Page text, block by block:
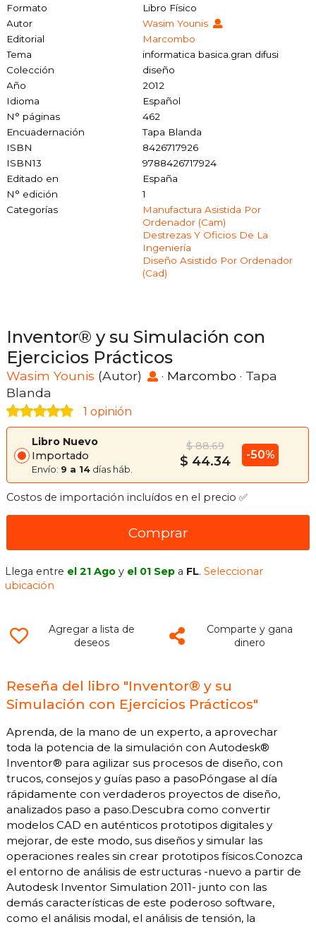
Formato
Libro Físico
Autor
Wasim Younis
Editorial
Marcombo
Tema
informatica basica.gran difusi
Colección
diseño
Año
2012
Idioma
Español
N° páginas
462
Encuadernación
Tapa Blanda
ISBN
8426717926
ISBN13
9788426717924
Editado en
España
N° edición
1
Categorías
Manufactura Asistida Por
Ordenador (cam)
Destrezas Y Oficios De La
Ingeniería
Diseño Asistido Por Ordenador
(cad)
Inventor® y su Simulación con
Ejercicios Prácticos
Wasim Younis (Autor) · Marcombo · Tapa
Blanda
1 opinión
Libro Nuevo
Importado
Envío: 9 a 14 días háb.
$ 88.69
$ 44.34 -50%
Costos de importación incluídos en el precio ✅
Comprar
Llega entre el 21 Ago y el 01 Sep a FL.Seleccionar
ubicación
Agregar a lista de
deseos
Comparte y gana
dinero
Reseña del libro "Inventor® y su
Simulación con Ejercicios Prácticos"
Aprenda, de la mano de un experto, a aprovechar toda la potencia de la simulación con Autodesk® Inventor® para agilizar sus procesos de diseño, con trucos, consejos y guías paso a pasoPóngase al día rápidamente con verdaderos proyectos de diseño, analizados paso a paso.Descubra como convertir modelos CAD en auténticos prototipos digitales y mejorar, de este modo, sus diseños y simular las operaciones reales sin crear prototipos físicos.Conozca el entorno de análisis de estructuras -nuevo a partir de Autodesk Inventor Simulation 2011- junto con las demás características de este poderoso software, como el análisis modal, el análisis de tensión, la optimización paramétrica, la creación efectiva de uniones, etc.Manipule y experimente con las soluciones de diseño del libro utilizando los archivos de ejemplo.Luego, le será muy fácil abordar sus propios desafíos de diseño con confianza.Autodesk Inventor Simulation constituye un elemento esencial del flujo de trabajo Autodesk Digital Prototyping para ingenieros, diseñadores y fabricantes. El programa facilita la transición de los métodos de diseño tradicionales, con prototipos físicos, hacia un empleo innovador del modelado 3D para evaluar la forma, la función y la idoneidad del producto. Esto permite la exploración virtual así como la realización de pruebas a objetos, componentes y productos antes de su fabricación, lo que conlleva un notable recorte del coste y del tiempo de desarrollo.Autodesk Inventor Simulation proporciona las herramientas dinámicas necesarias para revolucionar el proceso de diseño. Ahora bien, se trata de herramientas complejas tanto para su aprendizaje como en su utilización profesional. Inventor® y su simulación con ejercicios prácticos cubre las necesidades de los usuarios de Inventor a la hora de aprender rápidamente el manejo del programa o de refrescar sus conocimientos. Asimismo, los capacita para aplicar la simulación dinámica junto con las capacidades de análisis y optimización de Inventor Simulation 2011. Mediante instrucciones claras y ejemplos significativos de diseños reales, este libro adopta un enfoque paso a paso, completamente ilustrado, que convertirá a diseñadores, ingenieros y fabricantes de cualquier nivel, en auténticos expertos en Inventor.PRÓLOGOPREFACIOAGRADECIMIENTOSSOBRE EL AUTORACCESO A LOS FICHEROS CON LOS EJERCICIOS DEL LIBRO xviii1. h p://www.vdssolu! ons.co.uk xviii2. h p://vrblog.info xviii3. h p://www.elsevierdirect.com/companions/9780123821027 xviiiCAPÍTULO 1 EL ENTORNO DE SIMULACIÓN DINÁMICAIntroducciónTeoría básica de la simulaciónMecanismos en lazo abierto y en lazo cerradoMecanismos redundantesPropiedades de contactoRes! tuciónRozamientoEl ß ujo de trabajo en simulaciónLa interfaz de Simula! onExplorador de simulacionesÁrea gráÞ ca para la simulación dinámicaPanel de simulación dinámicaReproductor de simulacionesConÞ guración y ajustes de la simulaciónAjustes adicionalesUnionesTipos de unionesUniones estándarUniones giratoriasUniones deslizantesUniones de contacto 2DUniones de fuerzaTabla de uniones – un resumen de las uniones empleadas a lo largo del libroProcedimiento para crear unionesEjemplo 1. Cuna de Newton – Agrupar componentesEjemplo 2. Mecanismo Whitworth de retorno rápido – Uniones automá! casEjemplo 3. Mecanismo deslizante – Conver! r restricciones manualmenteEjemplo 4. Mecanismo de levas – Crear uniones manualmenteUniones redundantesResumenFlujo de trabajo recomendado para evitar las uniones redundantesRestricciones del entornoGráÞ co de entradaPar de torsiónTabla con restricciones de entorno (EC) – Resumen de las restricciones deentorno empleadas en el libroEl proceso de creación de restricciones de entornoEjemplo 5. La cuna de Newton – Posición inicial,contacto y fuerzas externasEjemplo 6. Diseño CAM – Movimiento impuesto medianteel gráÞ co de entradaEjemplo 7. Mecanismo Whitworth de retorno rápido – Par de torsión ymovimiento impuestoAnálisis de resultadosGráÞ co de salidaRestricciones de entorno del gráÞ co de salida – Resumen de lasherramientas u! lizadas en el libroProcedimiento para el empleo de las herramientas especializadasen el gráÞ co de salidaEjemplo 8. Diseño CAM – Trazo de salidaEjemplo 9. Bola y escaleras – Eventos precisosCAPÍTULO 2 PROBLEMA DE DISEÑO 1 " EVALUAR UN MOTORUniones ilustradas con este problema de diseñoCaracterís! cas y ß ujos de trabajo básicos introducidos con este problema de diseñoIntroducciónEl ß ujo de trabajo en el problema 1UnionesConversión automá! ca de uniones estándar y giratoriasCrear uniones giratorias manualmenteRestricciones de entornoAnálisis de resultadosCAPÍTULO 3 PROBLEMA DE DISEÑO 2 " EVALUAR UN GATO MECÁNICOUniones ilustradas con este problema de diseñoCaracterís! cas y ß ujos de trabajo básicos introducidos con este problema de diseñoIntroducciónEl ß ujo de trabajo en el problema de diseño 2Agrupar/soldarUnionesConver! r manualmente las restricciones en uniones estándarCrear manualmente uniones no estándarRestricciones de entornoAnálisis de resultadosCAPÍTULO 4 PROBLEMA DE DISEÑO 3 " EVALUAR MÚLTIPLES GATOS O ACTUADORESUniones ilustradas con este problema de diseñoCaracterís! cas y ß ujos de trabajo básicos introducidos coneste problema de diseñoIntroducciónEl ß ujo de trabajo en el problema de diseño 3Agrupar/soldarReestructurar los componentes en subensambladosUnionesConver! r automá! camente las restricciones en uniones estándarRestricciones de entornoAplicar movimientos impuestos – GráÞ co de entradaAplicar la fuerza de gravedadAnálisis de resultadosCAPÍTULO 5 PROBLEMA DE DISEÑO 4 " AJUSTES AVANZADOS DE SIMULACIÓNUniones ilustradas con este problema de diseñoCaracterís! cas y ß ujos de trabajo básicos introducidos con este problema de diseñoIntroducciónEl ß ujo de trabajo en el problema 4UnionesRestricciones de entornoAnálisis de resultadosCAPÍTULO 6 PROBLEMA DE DISEÑO 5 " EVALUAR UN RESORTEUniones ilustradas con este problema de diseñoCaracterís! cas y ß ujos de trabajo básicos introducidoscon este problema de diseñoIntroducciónEl ß ujo de trabajo en el problema de diseño 5Agrupar/soldarUnionesRestricciones de entornoDeÞ nir el desplazamiento horizontal de la puntaDeÞ nir la fuerza como función del desplazamiento horizontal de la puntaAnálisis de resultadosDeterminar el tamaño del resorteCrear el resorteDeterminar la fuerza y la altura máximas en la punta del roturadorCAPÍTULO 7 PROBLEMA DE DISEÑO 6 " EVALUAR UN RESORTEUniones ilustradas con este problema de diseñoCaracterís! cas y ß ujos de trabajo básicos introducidos con este problema de diseñoIntroducciónAsunciones/restriccionesEl ß ujo de trabajo en el problema de diseño 6UnionesConver! r automá! camente las restricciones en uniones estándarCrear manualmente uniones no estándarRestricciones de entornoAnálisis de resultadosDeterminar la fuerza centrífuga máxima del rotorCalcular el tamaño del resorteCAPÍTULO 8 PROBLEMA DE DISEÑO 7 " SIMULAR UNA CADENA CON ENGRANAJESUniones ilustradas con este problema de diseñoCaracterís! cas y ß ujos de trabajo básicos introducidoscon este problema de diseñoIntroducciónEl ß ujo de trabajo en el problema de diseño 7Etapa 1 – Concebir un proceso para simular un mecanismocon cadena y engranajesEtapa 2 – Simular el mecanismo con cadena y engranajesUnionesRestricciones de entornoAnálisis de resultadosEtapa 3 – Simular el mecanismo con cadena y engranajes, al completoCAPÍTULO 9 ENTORNO PARA ANÁLISIS DE TENSIÓNMétodo de los elementos Þ nitos – IntroducciónTipos de elementos MEFProcedimientos para mejorar los resultados del MEFConvergencia HPAnálisis lineal y no linealAnálisis linealAnálisis no linealAnálisis está! co – IntroducciónSingularidades de tensiónAnálisis modal – IntroducciónFrecuencias naturales – Teoría básicaModos precargadosFlujo de trabajo para el análisis de tensionesInterfaz de usuario para el análisis de tensionesExplorador Stress Analysis para el análisis de tensionesVentana gráÞ ca Stress Analysis para el análisis de tensionesPanel Stress AnalysisLa Þ cha Administrar (Manage)Crear simulaciónAnálisis está! coAnálisis modalContactosTabla paramétricaLa Þ cha MaterialLa Þ cha Restricciones (Constraints)Restricciones Þ jasRestricciones Pin (de pasador)Restricciones sin fricciónLa Þ cha Cargas (Loads)Cargas generalesCargas de caraCargas de cuerpoLa Þ cha Contactos (Contacts)Tipos de contactosEl proceso de creación de contactosLa Þ cha Preparar (Prepare)ReÞ nar la malla manualmenteEjemplo 1 – ConÞ guración de malla (Mesh Se# ngs)ReÞ nar la malla automá! camente (o convergencia automá! ca)Ejemplo 2 – ConÞ guración de convergenciaConvergencia manualLa Þ cha Resultado (Result)AnimarSonda (Probe)GráÞ co de convergencia (Convergence Plot)La Þ cha Mostrar (Display)Igual escalaBarra de coloresIden! Þ cadores de sondaMostrar valores máximos y mínimosCondiciones del contornoVisualizar resultados con transiciones de color suavesAjustar visualización de desplazamientoLa Þ cha Informe (Report)La Þ cha Guía (Guide)La Þ cha ConÞ guración de análisis de tensión (Stress Analysis Se# ngs)CAPÍTULO 10 PROBLEMA DE DISEÑO 8 " ANÁLISIS DE TRANSFERENCIADE CARGAS EN MOVIMIENTOCaracterís! cas básicas introducidas con este problema de diseñoIntroducciónEl ß ujo de trabajo en el problema de diseño 8Representación idealCondiciones del contornoEjecutar la simulación y analizarOp! mizaciónCAPÍTULO 11 PROBLEMA DE DISEÑO 9 " TRANSFERENCIA DE CARGASCON MOVIMIENTO MÚLTIPLECaracterís! cas básicas introducidas con este problema de diseñoIntroducciónEl ß ujo de trabajo en el problema de diseño 9Representación idealCondiciones del contornoEjecutar la simulación y analizarCAPÍTULO 12 PROBLEMA DE DISEÑO 10 " ANÁLISIS DE SIMETRÍA CÍCLICACaracterís! cas básicas introducidas con este problema de diseñoIntroducciónEl ß ujo de trabajo en el problema de diseño 10Representación idealCondiciones del contornoEjecutar la simulación y analizarOp! mizaciónCAPÍTULO 13 PROBLEMA DE DISEÑO 11 " ANÁLISIS DE SOLDADURACaracterís! cas básicas introducidas con este problema de diseñoIntroducciónEl ß ujo